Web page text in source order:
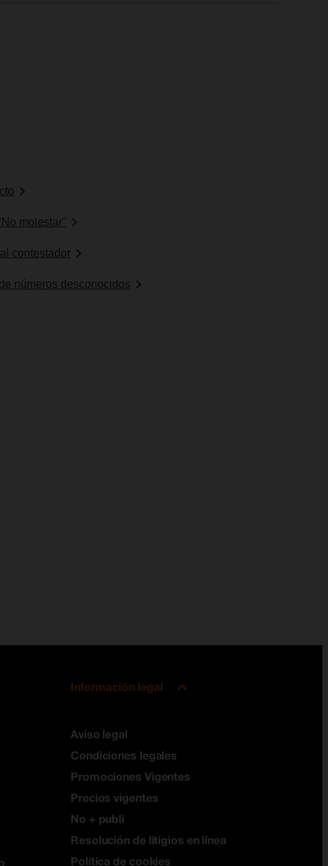
molestar"
contestador
números desconocidos
Información legal
Aviso legal
Condiciones legales
Promociones Vigentes
Precios vigentes
No + publi
Resolución de litigios en línea
Política de cookies